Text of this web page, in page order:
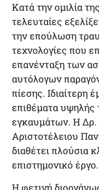
Κατά την ομιλία
τελευταίες
την επούλωση
τεχνολογίες που
επανένταξη των
αυτόλογων
πίεσης. Ιδιαίτερη
επιθέματα υψηλής
εγκαυμάτων. Η Δρ.
Αριστοτέλειου
διαθέτει πλούσια
επιστημονικό έργο.